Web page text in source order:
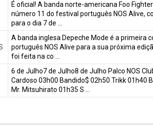
É oficial! A banda norte-americana Foo
número 11 do festival português NOS Alive,
para o dia 7 de ...
A banda inglesa Depeche Mode é a primeira
português NOS Alive para a sua próxima
foi feita na co ...
6 de Julho7 de Julho8 de Julho Palco NOS
Cardoso 03h00 Bandido$ 02h50 Trikk 01h40
Mr. Mitsuhirato 01h35 S ...